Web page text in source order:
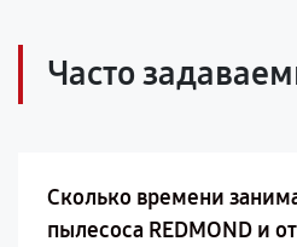
Часто
Сколько времени
пылесоса REDMOND и